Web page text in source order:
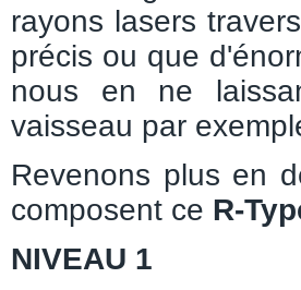
rayons lasers
précis ou que
nous en ne
vaisseau par
Revenons plus en
composent ce R-
NIVEAU 1